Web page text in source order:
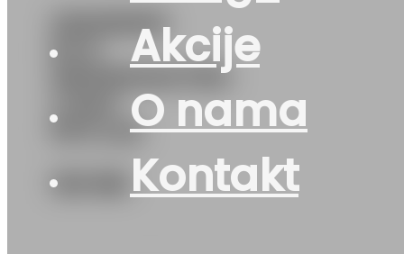
Akcije
O nama
Kontakt
205/65R15
M+S
SNOWMASTER-
PETLAS
123